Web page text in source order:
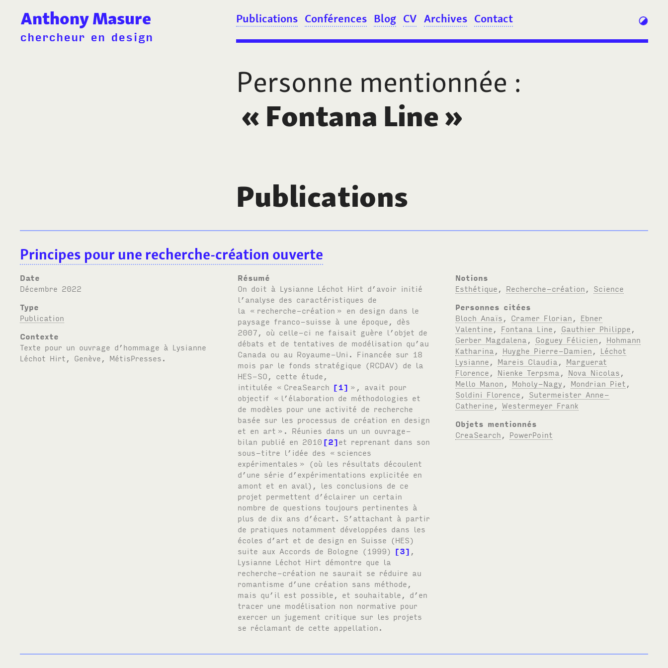
Anthony Masure
chercheur en design
Publications Conférences Blog CV Archives Contact
Personne mentionnée :
« Fontana Line»
Publications
Principes pour une recherche-création ouverte
Date
décembre 2022
Type
Publication
Contexte
Texte pour un ouvrage d’hommage à Lysianne
Léchot Hirt, Genève, MétisPresses.
Résumé
On doit à Lysianne Léchot Hirt d’avoir initié
l’analyse des caractéristiques de
la « recherche-création » en design dans le
paysage franco-suisse à une époque, dès
2007, où celle-ci ne faisait guère l’objet de
débats et de tentatives de modélisation qu’au
Canada ou au Royaume-Uni. Financée sur 18
mois par le fonds stratégique (RCDAV) de la
HES-SO, cette étude,
intitulée « CreaSearch 1
», avait pour
objectif « l’élaboration de méthodologies et
de modèles pour une activité de recherche
basée sur les processus de création en design
et en art ». Réunies dans un un ouvrage-
bilan publié en 2010
2 et reprenant dans son
sous-titre l’idée des « sciences
expérimentales » (où les résultats découlent
d’une série d’expérimentations explicitée en
amont et en aval), les conclusions de ce
projet permettent d’éclairer un certain
nombre de questions toujours pertinentes à
plus de dix ans d’écart. S’attachant à partir
de pratiques notamment développées dans les
écoles d’art et de design en Suisse (HES)
suite aux Accords de Bologne (1999)
3
Lysianne Léchot Hirt démontre que la
recherche-création ne saurait se réduire au
romantisme d’une création sans méthode,
mais qu’il est possible, et souhaitable, d’en
tracer une modélisation non normative pour
exercer un jugement critique sur les projets
se réclamant de cette appellation.
Notions
Esthétique
Recherche-création
Science
Personnes citées
Bloch Anaïs
Cramer Florian
Ebner
Valentine
Fontana Line Gauthier Philippe
Gerber Magdalena
Goguey Félicien
Hohmann
Katharina
Huyghe Pierre-Damien
Léchot
Lysianne
Mareis Claudia
Marguerat
Florence
Nienke Terpsma Nova Nicolas
Mello Manon
Moholy-Nagy Mondrian Piet
Soldini Florence
Sutermeister Anne-
Catherine ,Westermeyer Frank
Objets mentionnés
CreaSearch
PowerPoint